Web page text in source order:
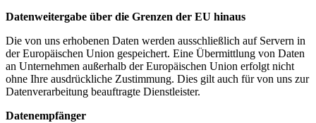
Datenweitergabe über die Grenzen der EU hinaus
Die von uns erhobenen Daten werden ausschließlich auf Servern in
der Europäischen Union gespeichert. Eine Übermittlung von Daten
an Unternehmen außerhalb der Europäischen Union erfolgt nicht
ohne Ihre ausdrückliche Zustimmung. Dies gilt auch für von uns zur
Datenverarbeitung beauftragte Dienstleister.
Datenempfänger